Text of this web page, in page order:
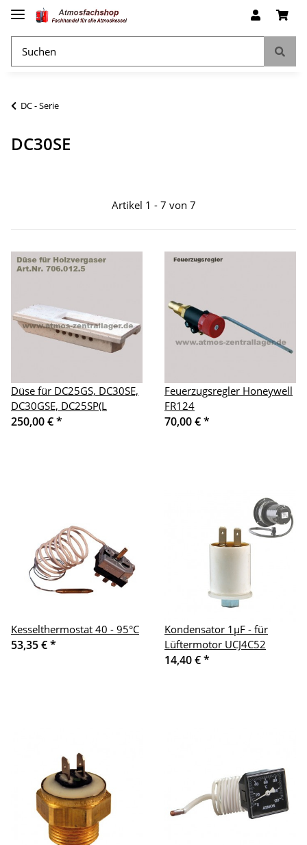
DC - Serie
DC30SE
Artikel 1 - 7 von 7
Düse für DC25GS, DC30SE,
DC30GSE, DC25SP(L
250,00 €*
Feuerzugsregler Honeywell
FR124
70,00 €*
Kesselthermostat 40 - 95°C
53,35 €*
Kondensator 1µF - für
Lüftermotor UCJ4C52
14,40 €*